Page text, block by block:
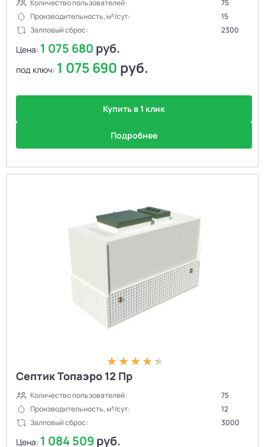
Количество пользователей:
75
Производительность, м³/сут:
15
Залповый сброс:
2300
Цена: 1 075 680 руб.
под ключ: 1 075 690 руб.
Купить в 1 клик
Подробнее
Септик Топаэро 12 Пр
Количество пользователей:
75
Производительность, м³/сут:
12
Залповый сброс:
3000
Цена: 1 084 509 руб.